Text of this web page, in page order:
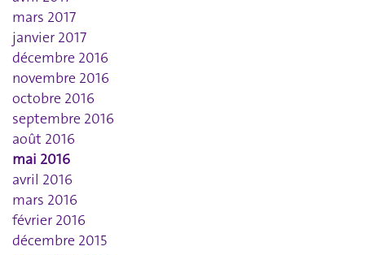
mars 2017
janvier 2017
décembre 2016
novembre 2016
octobre 2016
septembre 2016
août 2016
mai 2016
avril 2016
mars 2016
février 2016
décembre 2015